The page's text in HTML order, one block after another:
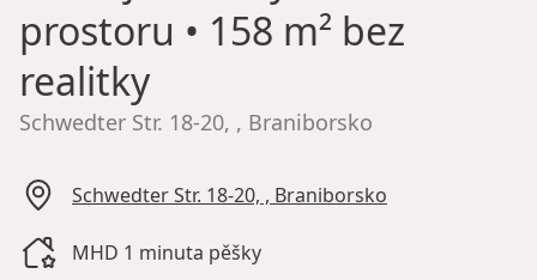
prostoru • 158 m² bez
realitky
Schwedter Str. 18-20, , Braniborsko
Schwedter Str. 18-20, , Braniborsko
MHD 1 minuta pěšky